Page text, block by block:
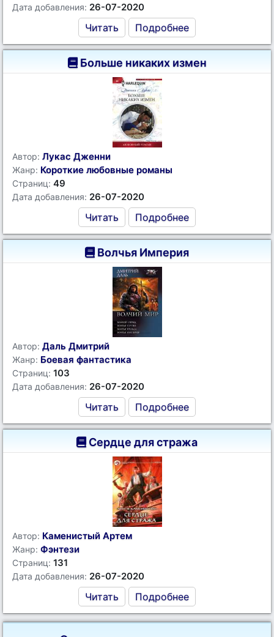
Дата добавления: 26-07-2020
Читать Подробнее
Больше никаких измен
Автор: Лукас Дженни
Жанр: Короткие любовные романы
Страниц: 49
Дата добавления: 26-07-2020
Читать Подробнее
Волчья Империя
Автор: Даль Дмитрий
Жанр: Боевая фантастика
Страниц: 103
Дата добавления: 26-07-2020
Читать Подробнее
Сердце для стража
Автор: Каменистый Артем
Жанр: Фэнтези
Страниц: 131
Дата добавления: 26-07-2020
Читать Подробнее